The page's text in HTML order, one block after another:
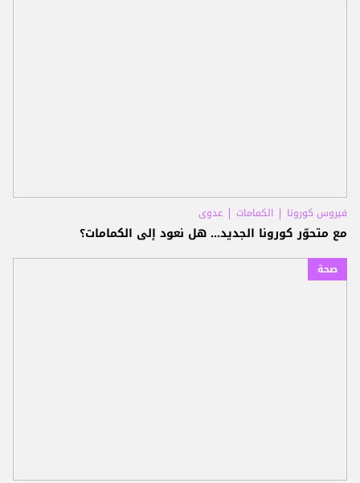
فيروس كورونا الكمامات عدوى
مع متحوّر كورونا الجديد... هل نعود إلى الكمامات؟
صحة